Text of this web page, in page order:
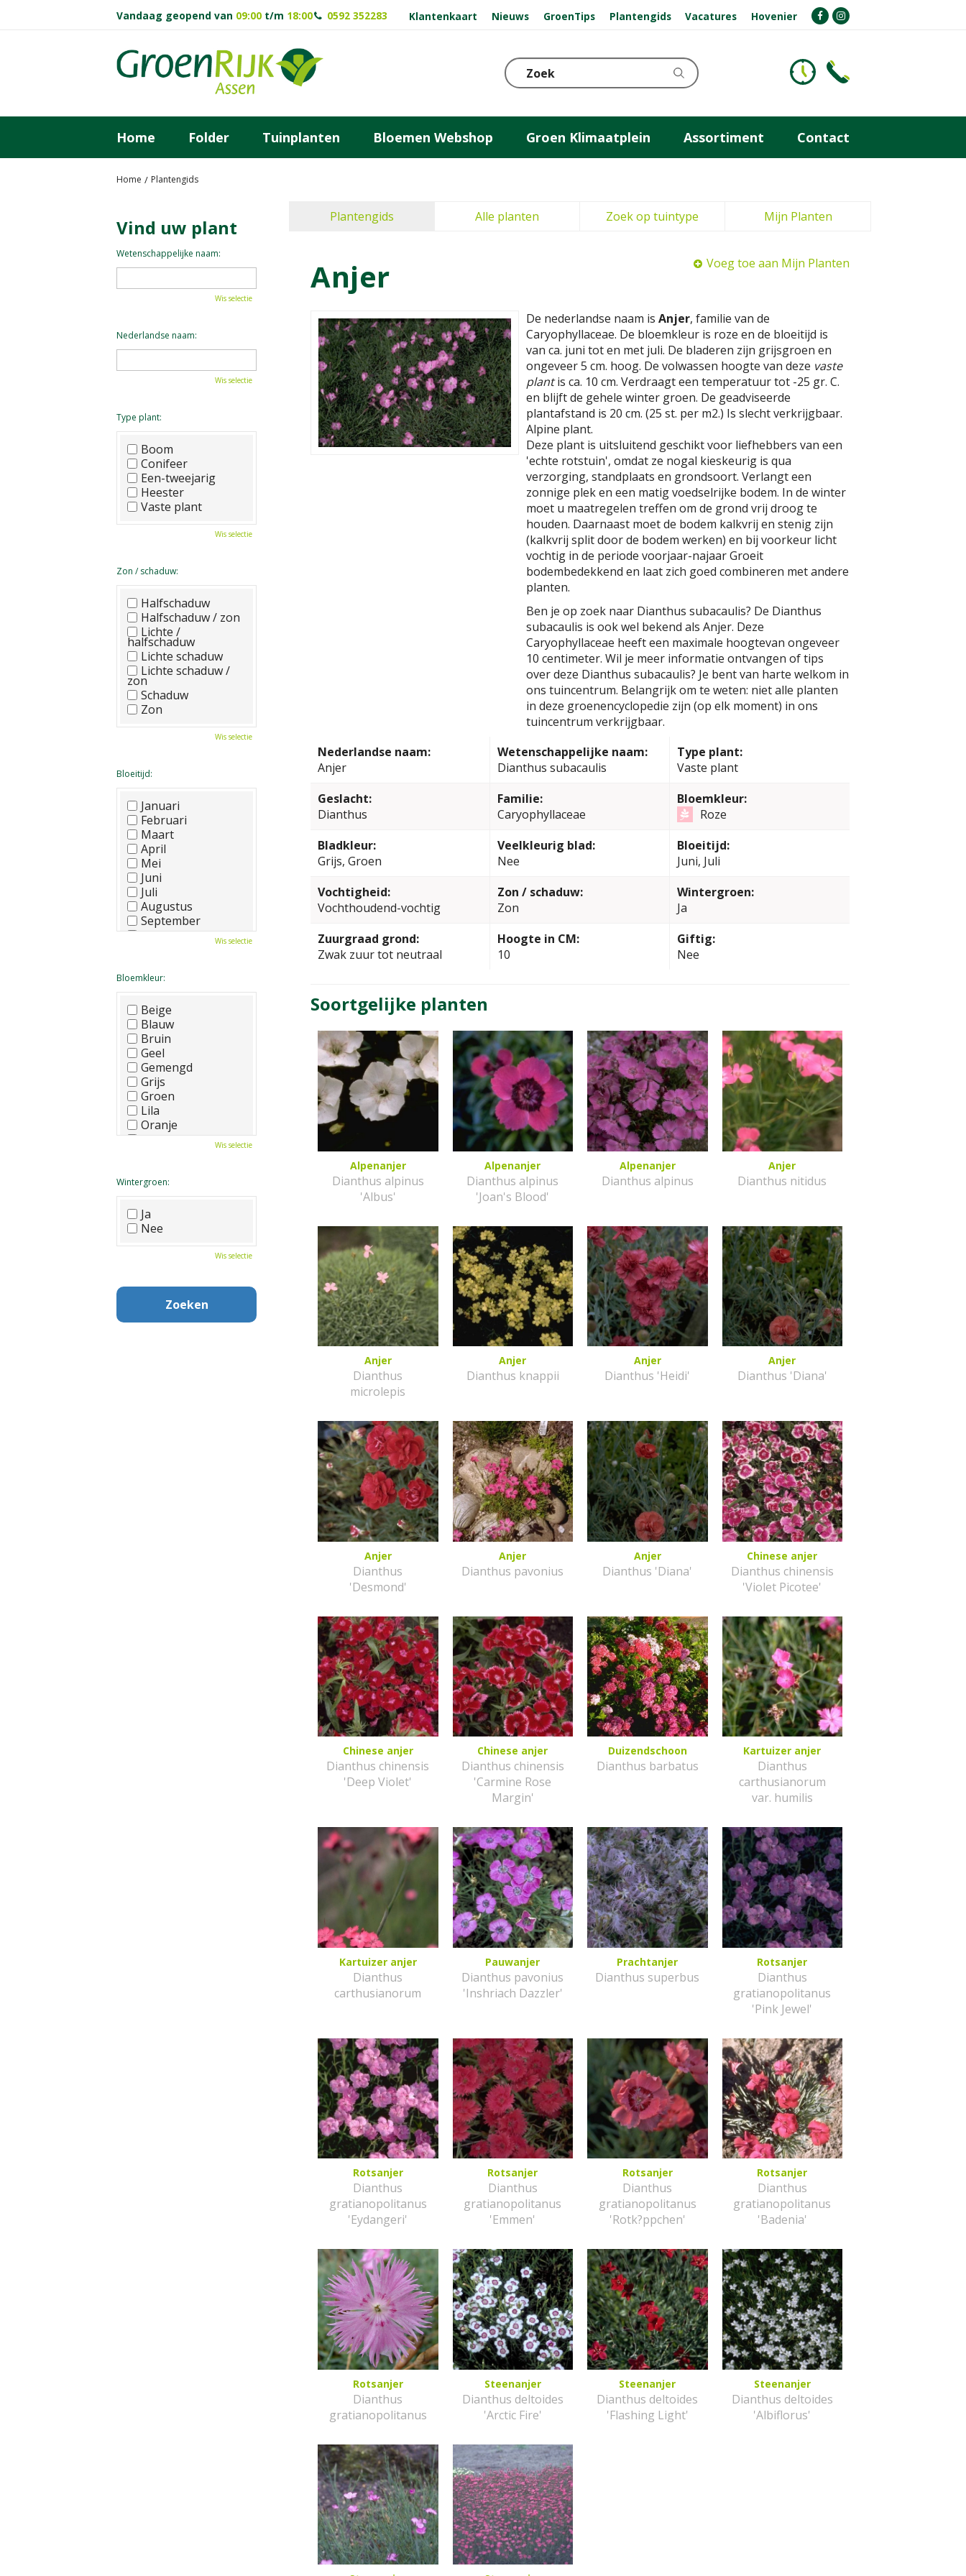
Home Plantengids
Vandaag geopend van 09:00 t/m 18:00 0592 352283 Klantenkaart Nieuws GroenTips Plantengids Vacatures Hovenier
Home Folder Tuinplanten Bloemen Webshop Groen Klimaatplein Assortiment Contact
Plantengids Alle planten Zoek op tuintype Mijn Planten
Anjer Voeg toe aan Mijn Planten
De nederlandse naam is Anjer, familie van de
Caryophyllaceae. De bloemkleur is roze en de bloeitijd is
van ca. juni tot en met juli. De bladeren zijn grijsgroen en
ongeveer 5 cm. hoog. De volwassen hoogte van deze vaste
plantis ca. 10 cm. Verdraagt een temperatuur tot -25 gr. C.
en blijft de gehele winter groen. De geadviseerde
plantafstand is 20 cm. (25 st. per m2.) Is slecht verkrijgbaar.
Alpine plant.
Deze plant is uitsluitend geschikt voor liefhebbers van een
'echte rotstuin', omdat ze nogal kieskeurig is qua
verzorging, standplaats en grondsoort. Verlangt een
zonnige plek en een matig voedselrijke bodem. In de winter
moet u maatregelen treffen om de grond vrij droog te
houden. Daarnaast moet de bodem kalkvrij en stenig zijn
(kalkvrij split door de bodem werken) en bij voorkeur licht
vochtig in de periode voorjaar-najaar Groeit
bodembedekkend en laat zich goed combineren met andere
planten.
Ben je op zoek naar Dianthus subacaulis? De Dianthus
subacaulis is ook wel bekend als Anjer. Deze
Caryophyllaceae heeft een maximale hoogtevan ongeveer
10 centimeter. Wil je meer informatie ontvangen of tips
over deze Dianthus subacaulis? Je bent van harte welkom in
ons tuincentrum. Belangrijk om te weten: niet alle planten
in deze groenencyclopedie zijn (op elk moment) in ons
tuincentrum verkrijgbaar.
Nederlandse naam:
Anjer
Wetenschappelijke naam:
Dianthus subacaulis
Type plant:
Vaste plant
Geslacht:
Dianthus
Familie:
Caryophyllaceae
Bloemkleur:
Roze
Bladkleur:
Grijs, Groen
Veelkleurig blad:
Nee
Bloeitijd:
Juni, Juli
Vochtigheid:
Vochthoudend-vochtig
Zon / schaduw:
Zon
Wintergroen:
Ja
Zuurgraad grond:
Zwak zuur tot neutraal
Hoogte in CM:
10
Giftig:
Nee
Soortgelijke planten
Alpenanjer
Dianthus alpinus
'Albus'
Alpenanjer
Dianthus alpinus
'Joan's Blood'
Alpenanjer
Dianthus alpinus
Anjer
Dianthus nitidus
Anjer
Dianthus
microlepis
Anjer
Dianthus knappii
Anjer
Dianthus 'Heidi'
Anjer
Dianthus 'Diana'
Anjer
Dianthus
'Desmond'
Anjer
Dianthus pavonius
Anjer
Dianthus 'Diana'
Chinese anjer
Dianthus chinensis
'Violet Picotee'
Chinese anjer
Dianthus chinensis
'Deep Violet'
Chinese anjer
Dianthus chinensis
'Carmine Rose
Margin'
Duizendschoon
Dianthus barbatus
Kartuizer anjer
Dianthus
carthusianorum
var. humilis
Kartuizer anjer
Dianthus
carthusianorum
Pauwanjer
Dianthus pavonius
'Inshriach Dazzler'
Prachtanjer
Dianthus superbus
Rotsanjer
Dianthus
gratianopolitanus
'Pink Jewel'
Rotsanjer
Dianthus
gratianopolitanus
'Eydangeri'
Rotsanjer
Dianthus
gratianopolitanus
'Emmen'
Rotsanjer
Dianthus
gratianopolitanus
'Rotk?ppchen'
Rotsanjer
Dianthus
gratianopolitanus
'Badenia'
Rotsanjer
Dianthus
gratianopolitanus
Steenanjer
Dianthus deltoides
'Arctic Fire'
Steenanjer
Dianthus deltoides
'Flashing Light'
Steenanjer
Dianthus deltoides
'Albiflorus'
Vind uw plant
Wetenschappelijke naam:
Wis selectie
Nederlandse naam:
Wis selectie
Type plant:
Boom
Conifeer
Een-tweejarig
Heester
Vaste plant
Wis selectie
Zon / schaduw:
Halfschaduw
Halfschaduw / zon
Lichte /
halfschaduw
Lichte schaduw
Lichte schaduw /
zon
Schaduw
Zon
Wis selectie
Bloeitijd:
Januari
Februari
Maart
April
Mei
Juni
Juli
Augustus
September
Oktober
Wis selectie
Bloemkleur:
Beige
Blauw
Bruin
Geel
Gemengd
Grijs
Groen
Lila
Oranje
Paars
Wit
Zwart
Wis selectie
Wintergroen:
Ja
Nee
Wis selectie